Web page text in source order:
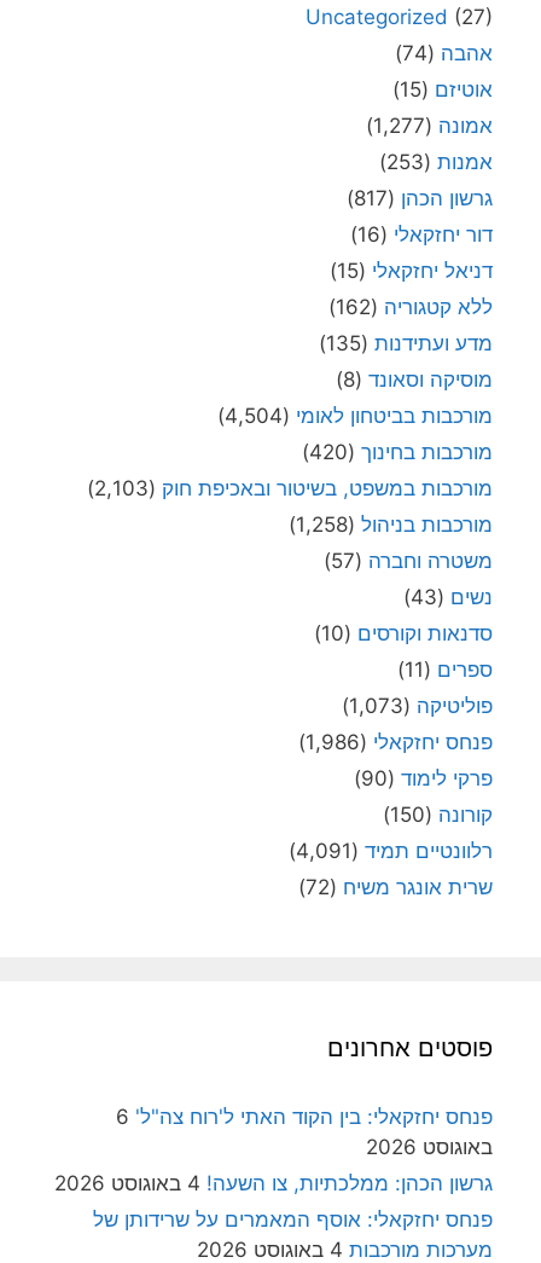
Uncategorized (27)
אהבה (74)
אוטיזם (15)
אמונה (1,277)
אמנות (253)
גרשון הכהן (817)
דור יחזקאלי (16)
דניאל יחזקאלי (15)
ללא קטגוריה (162)
מדע ועתידנות (135)
מוסיקה וסאונד (8)
מורכבות בביטחון לאומי (4,504)
מורכבות בחינוך (420)
מורכבות במשפט, בשיטור ובאכיפת חוק (2,103)
מורכבות בניהול (1,258)
משטרה וחברה (57)
נשים (43)
סדנאות וקורסים (10)
ספרים (11)
פוליטיקה (1,073)
פנחס יחזקאלי (1,986)
פרקי לימוד (90)
קורונה (150)
רלוונטיים תמיד (4,091)
שרית אונגר משיח (72)
פוסטים אחרונים
פנחס יחזקאלי: בין הקוד האתי ל'רוח צה"ל' 6
באוגוסט 2026
גרשון הכהן: ממלכתיות, צו השעה! 4 באוגוסט 2026
פנחס יחזקאלי: אוסף המאמרים על שרידותן של
מערכות מורכבות 4 באוגוסט 2026